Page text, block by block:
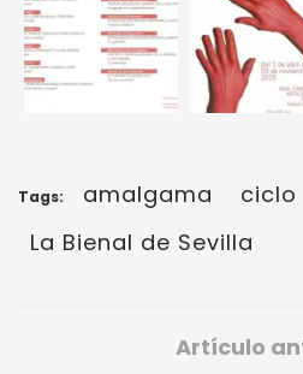
Tags: amalgama
ciclo
La Bienal de Sevilla
Artículo